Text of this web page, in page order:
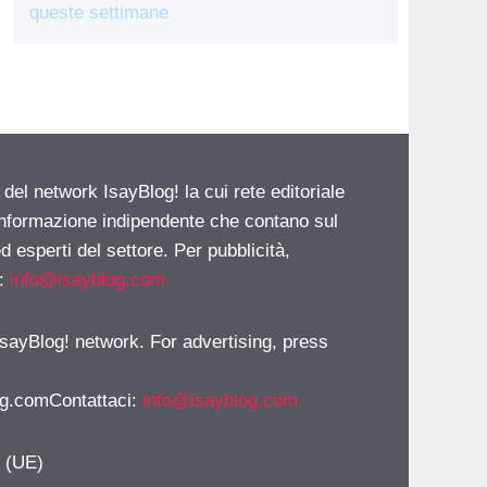
queste settimane
network IsayBlog! la cui rete editoriale
indipendente che contano sul
esperti del settore. Per pubblicità,
info@isayblog.com
network. For advertising, press
: info@isayblog.com
(UE)